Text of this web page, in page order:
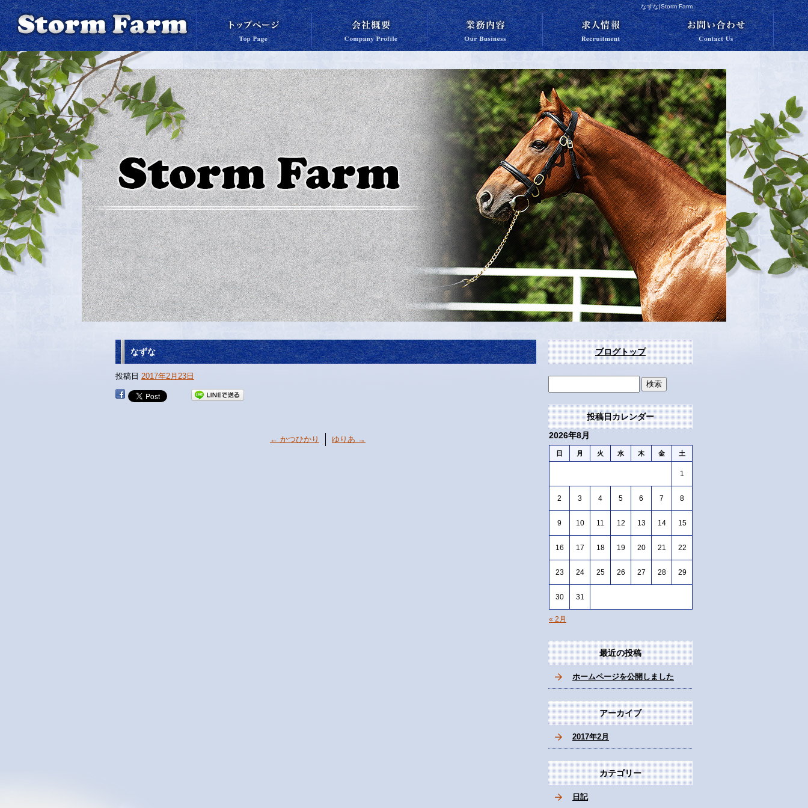
なずな|Storm Farm
なずな
投稿日 2017年2月23日
← かつひかり ゆりあ →
ブログトップ
投稿日カレンダー
2026年8月
日 月 火 水 木 金 土
« 2月
1
2 3 4 5 6 7 8
9 10 11 12 13 14 15
16 17 18 19 20 21 22
23 24 25 26 27 28 29
30 31
最近の投稿
ホームページを公開しました
アーカイブ
2017年2月
カテゴリー
日記